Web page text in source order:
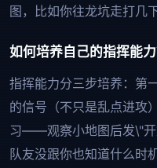
图，比如你往龙坑走打几
如何培养自己的指挥能力
指挥能力分三步培养：第
的信号（不只是乱点进攻
习——观察小地图后发\"
队友没跟你也知道什么时